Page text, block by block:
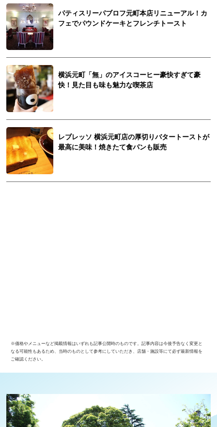
パティスリーパブロフ元町本店リニューアル！カ
フェでパウンドケーキとフレンチトースト
横浜元町「無」のアイスコーヒー豪快すぎて豪
快！見た目も味も魅力な喫茶店
レブレッソ 横浜元町店の厚切りバタートーストが
最高に美味！焼きたて食パンも販売
※価格やメニューなど掲載情報はいずれも記事公開時のものです。記事内容は今後予告なく変更と
なる可能性もあるため、当時のものとして参考にしていただき、店舗・施設等にて必ず最新情報を
ご確認ください。